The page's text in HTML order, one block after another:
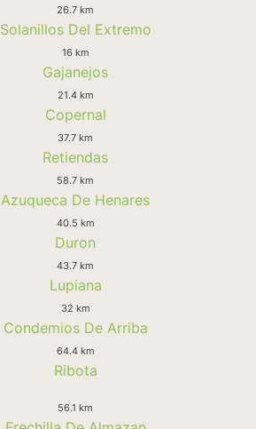
26.7 km
Solanillos Del Extremo
16 km
Gajanejos
21.4 km
Copernal
37.7 km
Retiendas
58.7 km
Azuqueca De Henares
40.5 km
Duron
43.7 km
Lupiana
32 km
Condemios De Arriba
64.4 km
Ribota
56.1 km